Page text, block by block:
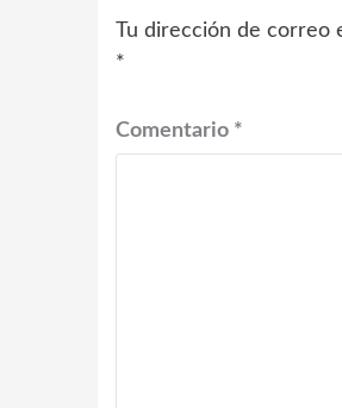
Tu dirección de
*
Comentario *